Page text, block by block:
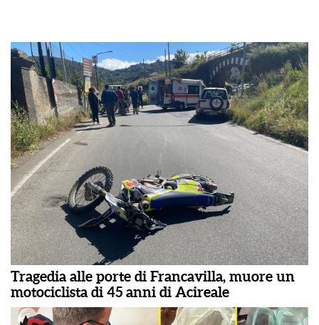
Tragedia alle porte di Francavilla, muore un
motociclista di 45 anni di Acireale